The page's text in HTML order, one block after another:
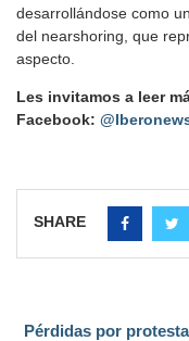
desarrollándose como
del nearshoring, que
aspecto.
Les invitamos a leer
Facebook:
SHARE
Pérdidas por